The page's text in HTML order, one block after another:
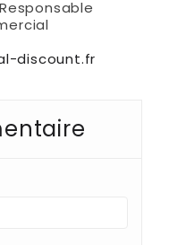
discount.fr